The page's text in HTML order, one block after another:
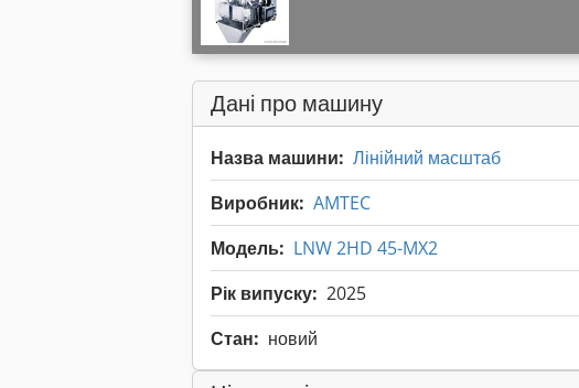
Дані про машину
Назва машини: Лінійний масштаб
Виробник: AMTEC
Модель: LNW 2HD 45-MX2
Рік випуску: 2025
Стан: новий